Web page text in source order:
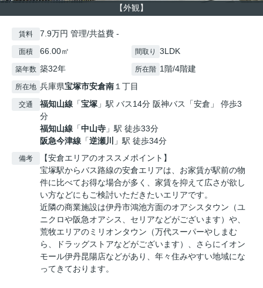
【外観】
賃料 7.9万円 管理/共益費 -
面積 66.00㎡ 間取り 3LDK
築年数 築32年 所在階 1階/4階建
所在地 兵庫県宝塚市安倉南 １丁目
交通 福知山線 「宝塚 」駅 バス14分 阪神バス「安倉」 停歩3
分
福知山線 「中山寺 」駅 徒歩33分
阪急今津線 「逆瀬川 」駅 徒歩34分
備考
【安倉エリアのオススメポイント】
宝塚駅からバス路線の安倉エリアは、お家賃が駅前の物
件に比べてお得な場合が多く、家賃を抑えて広さが欲し
い方などにもご検討いただきたいエリアです。
近隣の商業施設は伊丹市鴻池方面のオアシスタウン（ユ
ニクロや阪急オアシス、セリアなどがございます）や、
荒牧エリアのミリオンタウン（万代スーパーやしまむ
ら、ドラッグストアなどがございます）、さらにイオン
モール伊丹昆陽店などがあり、年々住みやすい地域にな
ってきております。